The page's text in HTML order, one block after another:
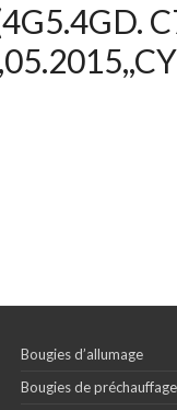
Bougies d’allumage
Bougies de préchauffage